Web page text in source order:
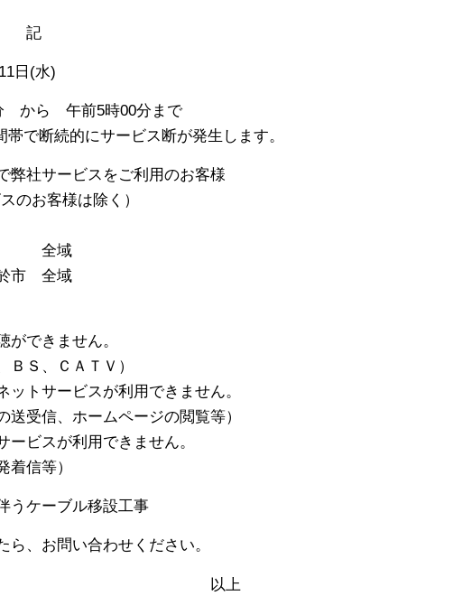
日(水)
から 午前5時00分まで
サービス断が発生します。
社サービスをご利用のお客様
様は除く）
域
全域
できません。
ＡＴＶ）
ビスが利用できません。
ームページの閲覧等）
利用できません。
等）
うケーブル移設工事
ら、お問い合わせください。
上